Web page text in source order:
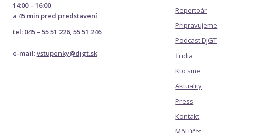
14:00 – 16:00
a 45 min pred predstavení
tel: 045 – 55 51 226, 55 51 246
e-mail:vstupenky@djgt.sk
Repertoár
Pripravujeme
Podcast DJGT
Ľudia
Kto sme
Aktuality
Press
Kontakt